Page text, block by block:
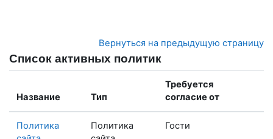
Вернуться на предыдущую страницу
Список активных политик
Название Тип
Требуется
согласие от
Политика
Политика
Гости